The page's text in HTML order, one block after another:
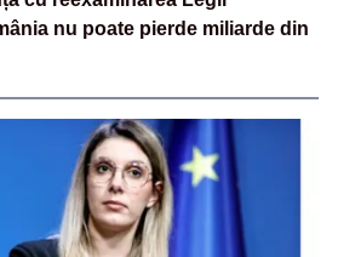
nu poate pierde miliarde din